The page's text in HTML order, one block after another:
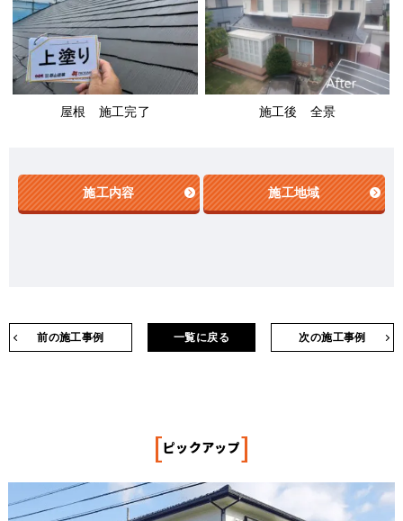
屋根 施工完了 施工後 全景
施工内容 施工地域
前の施工事例 次の施工事例
一覧に戻る
[ピックアップ]